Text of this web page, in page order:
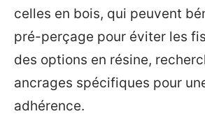
celles en bois, qui peuvent
pré-perçage pour éviter les
des options en résine,
ancrages spécifiques pour
adhérence.